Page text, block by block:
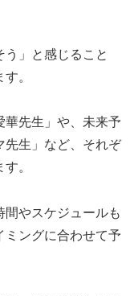
」と感じること
。
華先生」や、未来予
先生」など、それぞ
。
間やスケジュールも
ミングに合わせて予